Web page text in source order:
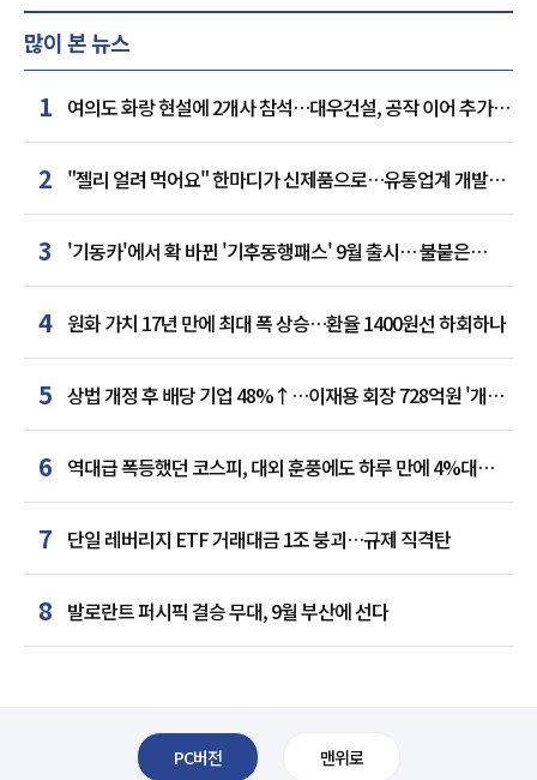
많이 본 뉴스
1 여의도 화랑 현설에 2개사 참석…대우건설, 공작 이어 추가
거점 확보하나
2 "젤리 얼려 먹어요" 한마디가 신제품으로…유통업계 개발실
된 SNS
3
'기동카'에서 확 바뀐 '기후동행패스' 9월 출시… 불붙은
카드사 경쟁
4 원화 가치 17년 만에 최대 폭 상승…환율 1400원선 하회하나
5 상법 개정 후 배당 기업 48%↑…이재용 회장 728억원 '개인
최다'
6 역대급 폭등했던 코스피, 대외 훈풍에도 하루 만에 4%대
급락
7 단일 레버리지 ETF 거래대금 1조 붕괴…규제 직격탄
8 발로란트 퍼시픽 결승 무대, 9월 부산에 선다
PC버전 맨위로